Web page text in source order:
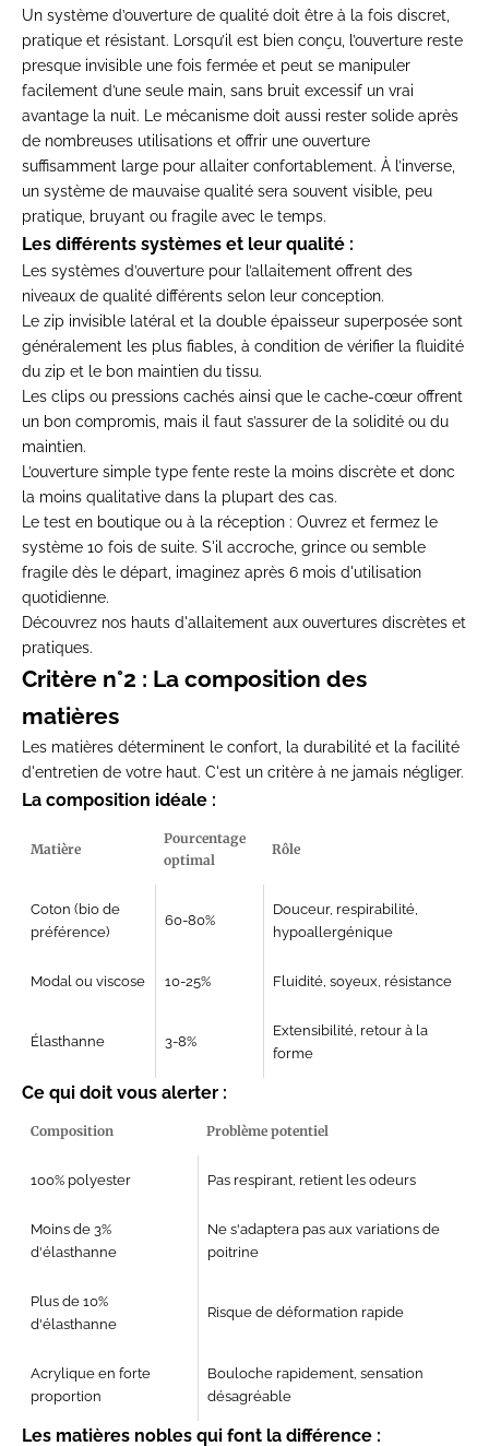
Un système d’ouverture de qualité doit être à la fois discret,
pratique et résistant. Lorsqu’il est bien conçu, l’ouverture reste
presque invisible une fois fermée et peut se manipuler
facilement d’une seule main, sans bruit excessif un vrai
avantage la nuit. Le mécanisme doit aussi rester solide après
de nombreuses utilisations et offrir une ouverture
suffisamment large pour allaiter confortablement. À l’inverse,
un système de mauvaise qualité sera souvent visible, peu
pratique, bruyant ou fragile avec le temps.
Les différents systèmes et leur qualité :
Les systèmes d’ouverture pour l’allaitement offrent des
niveaux de qualité différents selon leur conception.
Le zip invisible latéral et la double épaisseur superposée sont
généralement les plus fiables, à condition de vérifier la fluidité
du zip et le bon maintien du tissu.
Les clips ou pressions cachés ainsi que le cache-cœur offrent
un bon compromis, mais il faut s’assurer de la solidité ou du
maintien.
L’ouverture simple type fente reste la moins discrète et donc
la moins qualitative dans la plupart des cas.
Le test en boutique ou à la réception : Ouvrez et fermez le
système 10 fois de suite. S'il accroche, grince ou semble
fragile dès le départ, imaginez après 6 mois d'utilisation
quotidienne.
Découvrez nos hauts d'allaitement aux ouvertures discrètes et
pratiques.
Critère n°2 : La composition des
matières
Les matières déterminent le confort, la durabilité et la facilité
d'entretien de votre haut. C'est un critère à ne jamais négliger.
La composition idéale :
Matière
Pourcentage
optimal
Rôle
Coton (bio de
préférence)
60-80%
Douceur, respirabilité,
hypoallergénique
Modal ou viscose 10-25% Fluidité, soyeux, résistance
Élasthanne 3-8%
Extensibilité, retour à la
forme
Ce qui doit vous alerter :
Composition Problème potentiel
100% polyester Pas respirant, retient les odeurs
Moins de 3%
d'élasthanne
Ne s'adaptera pas aux variations de
poitrine
Plus de 10%
d'élasthanne
Risque de déformation rapide
Acrylique en forte
proportion
Bouloche rapidement, sensation
désagréable
Les matières nobles qui font la différence :